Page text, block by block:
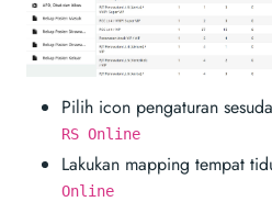
Pilih icon pengaturan
RS Online
Lakukan mapping tempat
Online